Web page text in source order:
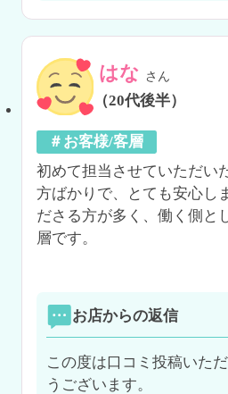
はな さん
（20代後半）
＃お客様/客層
初めて担当させていただい
方ばかりで、とても安心し
ださる方が多く、働く側と
層です。
お店からの返信
この度は口コミ投稿いた
うございます。